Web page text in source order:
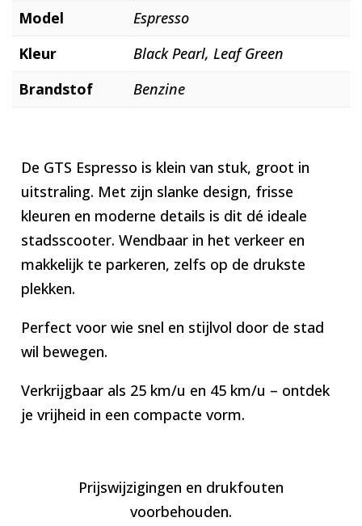
Model
Espresso
Kleur
Black Pearl, Leaf Green
Brandstof
Benzine
De GTS Espresso is klein van stuk, groot in
uitstraling. Met zijn slanke design, frisse
kleuren en moderne details is dit dé ideale
stadsscooter. Wendbaar in het verkeer en
makkelijk te parkeren, zelfs op de drukste
plekken.
Perfect voor wie snel en stijlvol door de stad
wil bewegen.
Verkrijgbaar als 25 km/u en 45 km/u – ontdek
je vrijheid in een compacte vorm.
Prijswijzigingen en drukfouten
voorbehouden.